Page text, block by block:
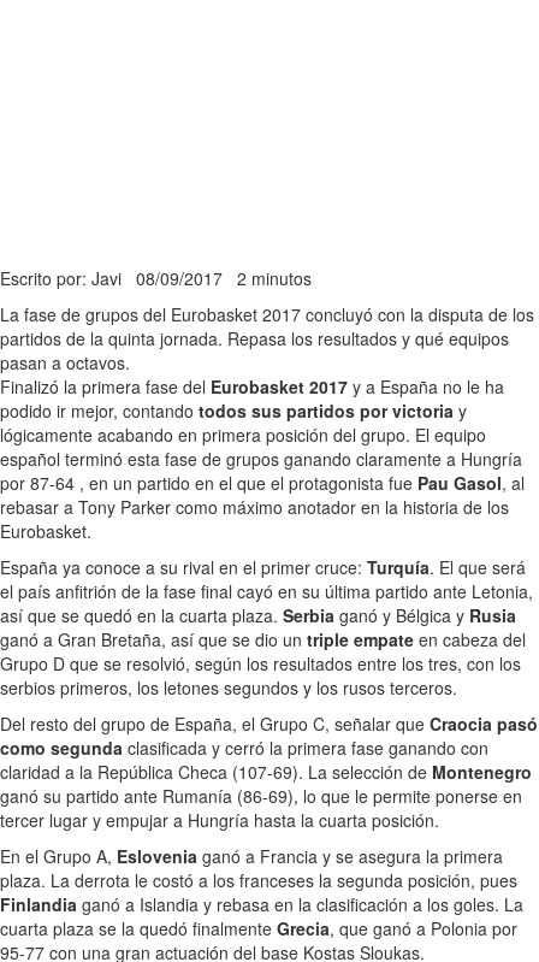
Escrito por: Javi 08/09/2017 2 minutos
La fase de grupos del Eurobasket 2017 concluyó con la disputa de los
partidos de la quinta jornada. Repasa los resultados y qué equipos
pasan a octavos.
Finalizó la primera fase del Eurobasket 2017 y a España no le ha
podido ir mejor, contando todos sus partidos por victoria y
lógicamente acabando en primera posición del grupo. El equipo
español terminó esta fase de grupos ganando claramente a Hungría
por 87-64 , en un partido en el que el protagonista fue Pau Gasol, al
rebasar a Tony Parker como máximo anotador en la historia de los
Eurobasket.
España ya conoce a su rival en el primer cruce: Turquía. El que será
el país anfitrión de la fase final cayó en su última partido ante Letonia,
así que se quedó en la cuarta plaza. Serbia ganó y Bélgica y Rusia
ganó a Gran Bretaña, así que se dio un triple empate en cabeza del
Grupo D que se resolvió, según los resultados entre los tres, con los
serbios primeros, los letones segundos y los rusos terceros.
Del resto del grupo de España, el Grupo C, señalar que Craocia pasó
como segunda clasificada y cerró la primera fase ganando con
claridad a la República Checa (107-69). La selección de Montenegro
ganó su partido ante Rumanía (86-69), lo que le permite ponerse en
tercer lugar y empujar a Hungría hasta la cuarta posición.
En el Grupo A, Eslovenia ganó a Francia y se asegura la primera
plaza. La derrota le costó a los franceses la segunda posición, pues
Finlandia ganó a Islandia y rebasa en la clasificación a los goles. La
cuarta plaza se la quedó finalmente Grecia, que ganó a Polonia por
95-77 con una gran actuación del base Kostas Sloukas.